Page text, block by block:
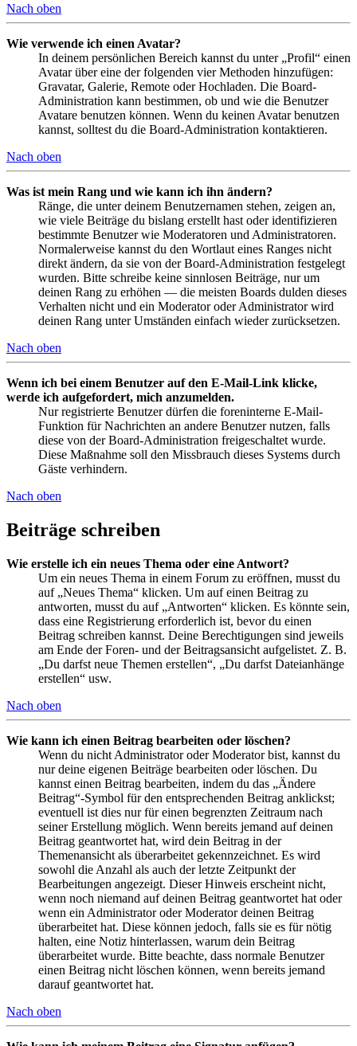
Nach oben
Wie verwende ich einen Avatar?
In deinem persönlichen Bereich kannst du unter „Profil“ einen
Avatar über eine der folgenden vier Methoden hinzufügen:
Gravatar, Galerie, Remote oder Hochladen. Die Board-
Administration kann bestimmen, ob und wie die Benutzer
Avatare benutzen können. Wenn du keinen Avatar benutzen
kannst, solltest du die Board-Administration kontaktieren.
Nach oben
Was ist mein Rang und wie kann ich ihn ändern?
Ränge, die unter deinem Benutzernamen stehen, zeigen an,
wie viele Beiträge du bislang erstellt hast oder identifizieren
bestimmte Benutzer wie Moderatoren und Administratoren.
Normalerweise kannst du den Wortlaut eines Ranges nicht
direkt ändern, da sie von der Board-Administration festgelegt
wurden. Bitte schreibe keine sinnlosen Beiträge, nur um
deinen Rang zu erhöhen — die meisten Boards dulden dieses
Verhalten nicht und ein Moderator oder Administrator wird
deinen Rang unter Umständen einfach wieder zurücksetzen.
Nach oben
Wenn ich bei einem Benutzer auf den E-Mail-Link klicke,
werde ich aufgefordert, mich anzumelden.
Nur registrierte Benutzer dürfen die foreninterne E-Mail-
Funktion für Nachrichten an andere Benutzer nutzen, falls
diese von der Board-Administration freigeschaltet wurde.
Diese Maßnahme soll den Missbrauch dieses Systems durch
Gäste verhindern.
Nach oben
Beiträge schreiben
Wie erstelle ich ein neues Thema oder eine Antwort?
Um ein neues Thema in einem Forum zu eröffnen, musst du
auf „Neues Thema“ klicken. Um auf einen Beitrag zu
antworten, musst du auf „Antworten“ klicken. Es könnte sein,
dass eine Registrierung erforderlich ist, bevor du einen
Beitrag schreiben kannst. Deine Berechtigungen sind jeweils
am Ende der Foren- und der Beitragsansicht aufgelistet. Z. B.
„Du darfst neue Themen erstellen“, „Du darfst Dateianhänge
erstellen“ usw.
Nach oben
Wie kann ich einen Beitrag bearbeiten oder löschen?
Wenn du nicht Administrator oder Moderator bist, kannst du
nur deine eigenen Beiträge bearbeiten oder löschen. Du
kannst einen Beitrag bearbeiten, indem du das „Ändere
Beitrag“-Symbol für den entsprechenden Beitrag anklickst;
eventuell ist dies nur für einen begrenzten Zeitraum nach
seiner Erstellung möglich. Wenn bereits jemand auf deinen
Beitrag geantwortet hat, wird dein Beitrag in der
Themenansicht als überarbeitet gekennzeichnet. Es wird
sowohl die Anzahl als auch der letzte Zeitpunkt der
Bearbeitungen angezeigt. Dieser Hinweis erscheint nicht,
wenn noch niemand auf deinen Beitrag geantwortet hat oder
wenn ein Administrator oder Moderator deinen Beitrag
überarbeitet hat. Diese können jedoch, falls sie es für nötig
halten, eine Notiz hinterlassen, warum dein Beitrag
überarbeitet wurde. Bitte beachte, dass normale Benutzer
einen Beitrag nicht löschen können, wenn bereits jemand
darauf geantwortet hat.
Nach oben